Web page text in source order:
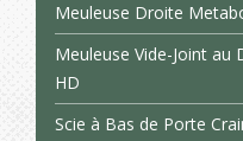
Meuleuse Droite
Meuleuse Vide-Joint
HD
Scie à Bas de Porte